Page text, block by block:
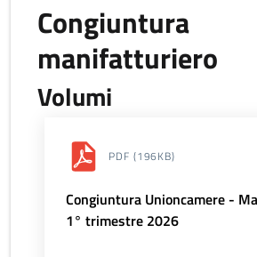
Congiuntura
manifatturiero
Volumi
PDF (196KB)
Congiuntura Unioncamere -
1° trimestre 2026